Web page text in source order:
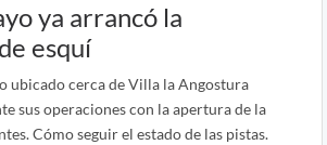
ya arrancó la
esquí
ubicado cerca de Villa la Angostura
sus operaciones con la apertura de la
Cómo seguir el estado de las pistas.